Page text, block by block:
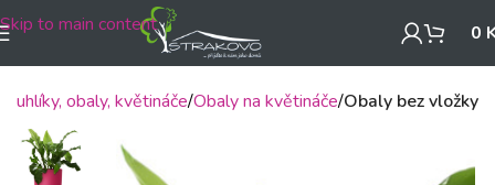
Skip to main content 0
Truhlíky, obaly, květináče Obaly na květináče Obaly bez vložky